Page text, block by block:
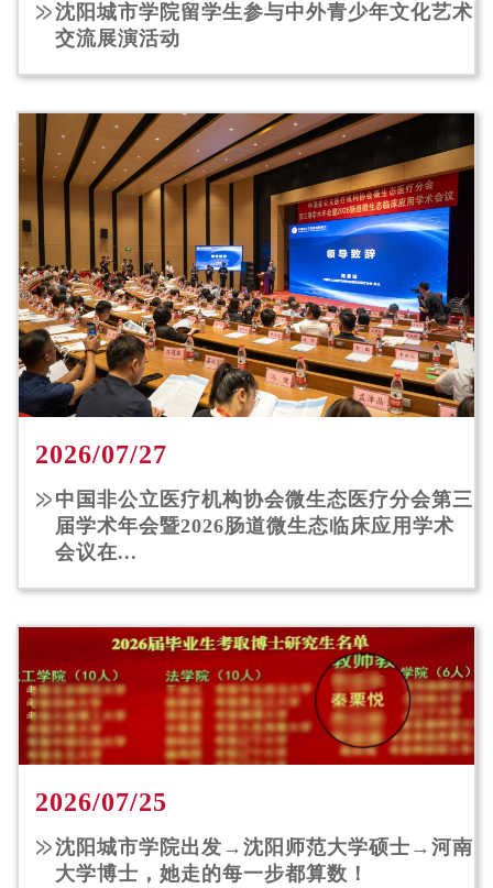
沈阳城市学院留学生参与中外青少年文化艺术
交流展演活动
2026/07/27
中国非公立医疗机构协会微生态医疗分会第三
届学术年会暨2026肠道微生态临床应用学术
会议在...
2026/07/25
沈阳城市学院出发→沈阳师范大学硕士→河南
大学博士，她走的每一步都算数！